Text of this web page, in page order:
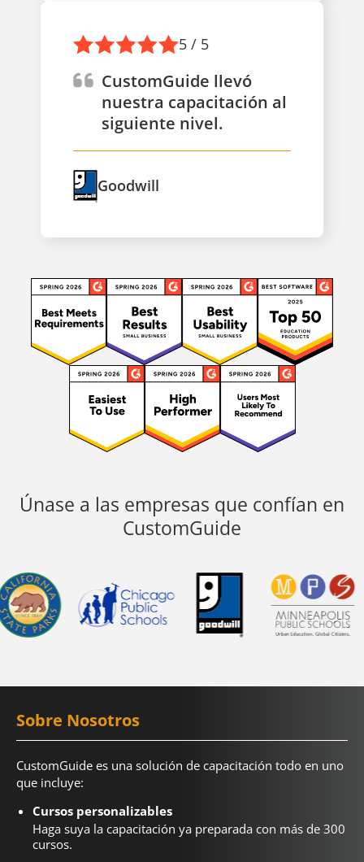
5 / 5
CustomGuide llevó
nuestra capacitación al
siguiente nivel.
Goodwill
Únase a las empresas que confían en
CustomGuide
Sobre Nosotros
CustomGuide es una solución de capacitación todo en uno
que incluye:
Cursos personalizables
Haga suya la capacitación ya preparada con más de 300
cursos.